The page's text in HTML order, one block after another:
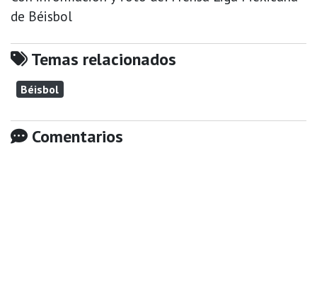
de Béisbol
Temas relacionados
Béisbol
Comentarios